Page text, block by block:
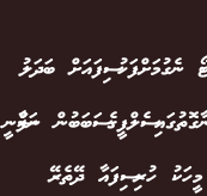
ސިފައަށް ބަދަލު
ސެލްފީގެ ސަބަބުން ނަފްސާނީ
ހުރި ސިފައާ ދޭތެރޭ